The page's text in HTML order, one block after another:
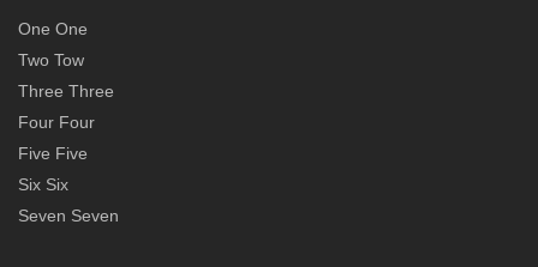
One One
Two Tow
Three Three
Four Four
Five Five
Six Six
Seven Seven